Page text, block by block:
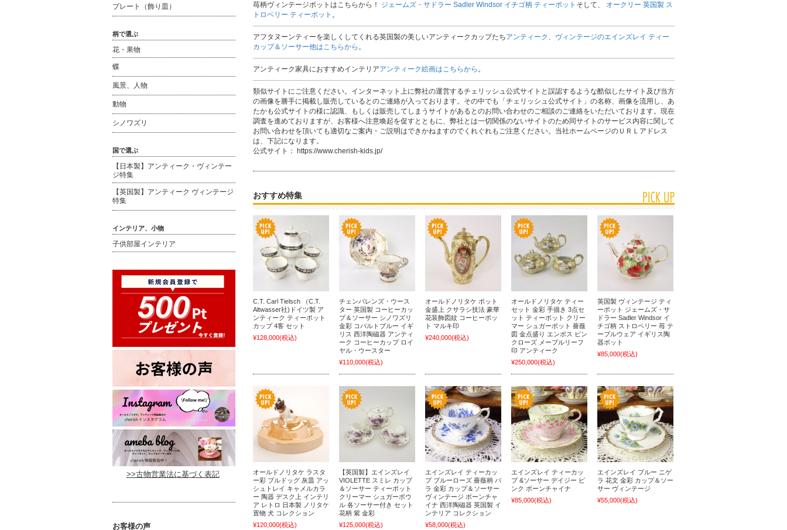
苺柄ヴィンテージポットはこちらから！ ジェームズ・サドラー Sadler Windsor イチゴ柄 ティーポット そして、
オークリー 英国製 ス
トロベリー ティーポット 。
アフタヌーンティーを楽しくしてくれる英国製の美しいアンティークカップたちアンティーク、ヴィンテージのエインズレイ ティー
カップ＆ソーサー他はこちらから 。
アンティーク家具におすすめインテリアアンティーク絵画はこちらから 。
類似サイトにご注意ください。インターネット上に弊社の運営するチェリッシュ公式サイトと誤認するような酷似したサイト及び当方
の画像を勝手に掲載し販売しているとのご連絡が入っております。その中でも「チェリッシュ公式サイト」の名称、画像を流用し、あ
たかも公式サイトの様に認識、もしくは販売してしまうサイトがあるとのお問い合わせのご相談のご連絡をいただいております。現在
調査を進めておりますが、お客様へ注意喚起を促すとともに、弊社とは一切関係のないサイトのため同サイトのサービス内容に関して
お問い合わせを頂いても適切なご案内・ご説明はできかねますのでくれぐれもご注意ください。当社ホームページのＵＲＬアドレス
は、下記になります。
公式サイト： https://www.cherish-kids.jp/
おすすめ特集
C.T. Carl Tielsch （C.T.
Altwasser社)ドイツ製 ア
ンティーク ティーポット
カップ 4客 セット
¥128,000(税込)
チェンバレンズ・ウース
ター 英国製 コーヒーカッ
プ＆ソーサー シノワズリ
金彩 コバルトブルー イギ
リス 西洋陶磁器 アンティ
ーク コーヒーカップ ロイ
ヤル・ウースター
¥110,000(税込)
オールドノリタケ ポット
金盛上 クサラシ技法 豪華
花装飾図紋 コーヒーポッ
ト マルキ印
¥240,000(税込)
オールドノリタケ ティー
セット 金彩 手描き 3点セ
ット ティーポット クリー
マー シュガーポット 薔薇
図 金点盛り エンボス ピン
クローズ メープルリーフ
印 アンティーク
¥250,000(税込)
英国製 ヴィンテージ ティ
ーポット ジェームズ・サ
ドラー Sadler Windsor イ
チゴ柄 ストロベリー 苺 テ
ーブルウェア イギリス陶
器ポット
¥85,000(税込)
オールドノリタケ ラスタ
ー彩 ブルドッグ 灰皿 アッ
シュトレイ キャメルカラ
ー 陶器 デスク上 インテリ
ア レトロ 日本製 ノリタケ
置物 犬 コレクション
¥120,000(税込)
【英国製】エインズレイ
VIOLETTE スミレ カップ
＆ソーサー ティーポット
クリーマー シュガーボウ
ル 各ソーサー付き セット
花柄 紫 金彩
¥125,000(税込)
エインズレイ ティーカッ
プ ブルーローズ 薔薇柄 バ
ラ 金彩 カップ＆ソーサー
ヴィンテージ ボーンチャ
イナ 西洋陶磁器 英国製 イ
ンテリア コレクション
¥58,000(税込)
エインズレイ ティーカッ
プ &ソーサー デイジー ピ
ンク ボーンチャイナ
¥85,000(税込)
エインズレイ ブルー ニゲ
ラ 花文 金彩 カップ＆ソー
サー ヴィンテージ
¥55,000(税込)
プレート（飾り皿）
柄で選ぶ
花・果物
蝶
風景、人物
動物
シノワズリ
国で選ぶ
【日本製】アンティーク・ヴィンテー
ジ特集
【英国製】アンティーク ヴィンテージ
特集
インテリア、小物
子供部屋インテリア
>>古物営業法に基づく表記
お客様の声